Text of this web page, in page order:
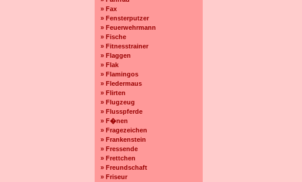
» Fax
» Fensterputzer
» Feuerwehrmann
» Fische
» Fitnesstrainer
» Flaggen
» Flak
» Flamingos
» Fledermaus
» Flirten
» Flugzeug
» Flusspferde
» F�nen
» Fragezeichen
» Frankenstein
» Fressende
» Frettchen
» Freundschaft
» Friseur